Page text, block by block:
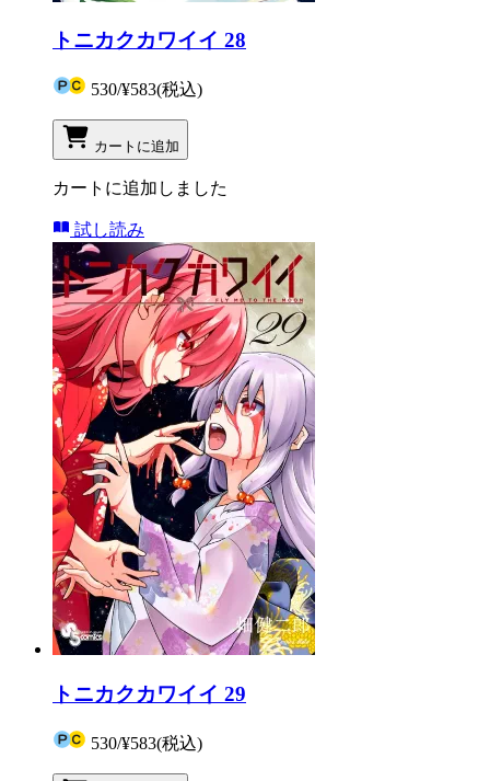
トニカクカワイイ 28
530/¥583(税込)
カートに追加
カートに追加しました
試し読み
トニカクカワイイ 29
530/¥583(税込)